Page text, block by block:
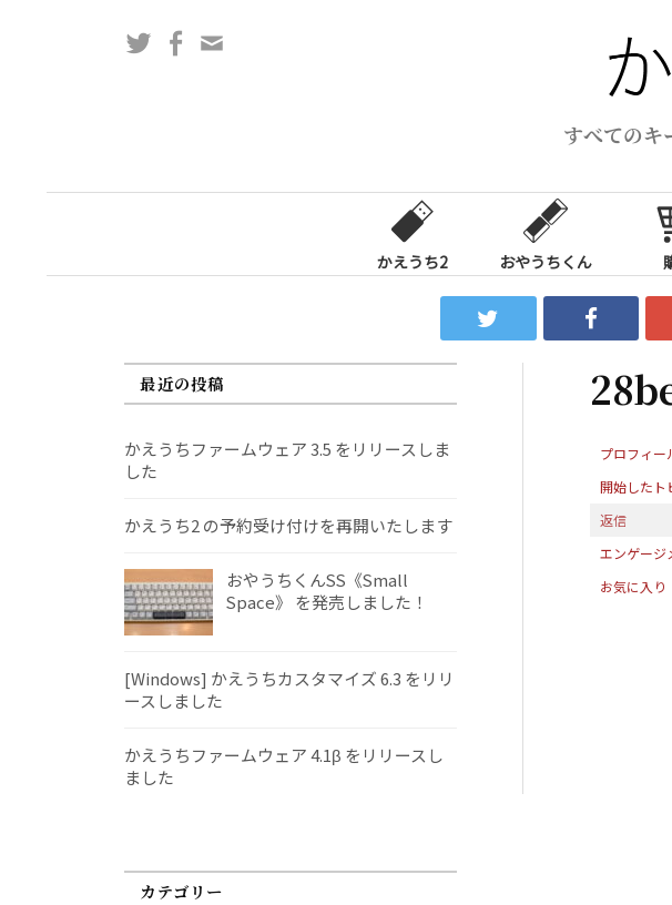
ス
すべてのキ
TwitterFacebook
かえうち2 おやうちくん
プロフィー
開始したト
返信
エンゲージ
お気に入り
最近の投稿
かえうちファームウェア 3.5 をリリースしま
した
かえうち2 の予約受け付けを再開いたします
おやうちくんSS《Small
Space》 を発売しました！
[Windows] かえうちカスタマイズ 6.3 をリリ
ースしました
かえうちファームウェア 4.1β をリリースし
ました
カテゴリー